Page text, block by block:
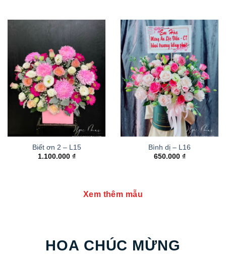
Biết ơn 2 – L15
1.100.000 ₫
Bình dị – L16
650.000 ₫
Xem thêm mẫu
HOA CHÚC MỪNG